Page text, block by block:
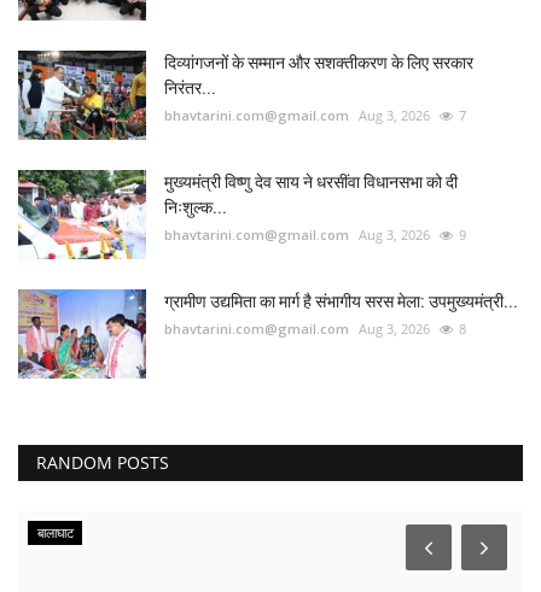
दिव्यांगजनों के सम्मान और सशक्तीकरण के लिए सरकार
निरंतर...
bhavtarini.com@gmail.com Aug 3, 2026 7
मुख्यमंत्री विष्णु देव साय ने धरसींवा विधानसभा को दी
निःशुल्क...
bhavtarini.com@gmail.com Aug 3, 2026 9
ग्रामीण उद्यमिता का मार्ग है संभागीय सरस मेला: उपमुख्यमंत्री...
bhavtarini.com@gmail.com Aug 3, 2026 8
RANDOM POSTS
बालाघाट